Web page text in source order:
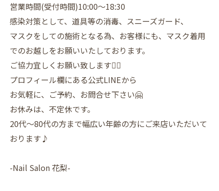
営業時間(受付時間)10:00〜18:30
感染対策として、道具等の消毒、スニーズガード、
マスクをしての施術となる為、お客様にも、マスク着用
でのお越しをお願いいたしております。
ご協力宜しくお願い致します🙇‍♀️
プロフィール欄にある公式LINEから
お気軽に、ご予約、お問合せ下さい🤗
お休みは、不定休です。
20代〜80代の方まで幅広い年齢の方にご来店いただいて
おります♪
-Nail Salon 花梨-